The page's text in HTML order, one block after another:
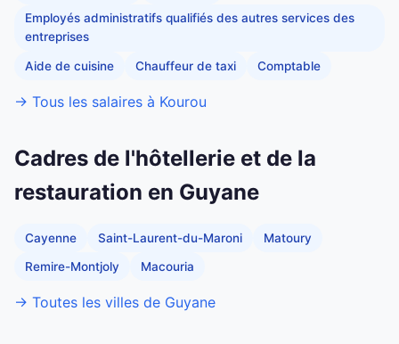
Employés administratifs qualifiés des autres services des
entreprises
Aide de cuisine Chauffeur de taxi Comptable
→ Tous les salaires à Kourou
Cadres de l'hôtellerie et de la
restauration en Guyane
Cayenne Saint-Laurent-du-Maroni Matoury
Remire-Montjoly Macouria
→ Toutes les villes de Guyane